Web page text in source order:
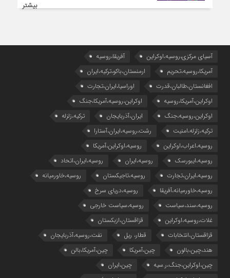
بیشتر
آسیای مرکزی،روسیه،اوکراین
آفریقا،روسیه
آمریکا،روسیه،تحریم
ارمنستان،باکو،ترکیه،ایران
افغانستان،طالبان،قدرت
اوراسیا،ایران،تجارت
اوکراین،آمریکا،روسیه
اوکراین،روسیه،آمریکا،جنگ
اوکراین،روسیه،جنگ
ایران،آذربایجان
ترکیه،زلزله
ترکیه،زلزله،امنیت
رشت،روسیه،ایران،آستارا
روسیه،اعراب،اوکراین
روسیه،اوکراین،آمریکا
روسیه،ایبورسک
روسیه،ایران
روسیه،ایران،اتحاد
روسیه،ایران،تجارت
روسیه،تاجیکستان
روسیه،خاورمیانه
روسیه،خاورمیانه،آفریقا
روسیه،دریای سرخ
روسیه،سند،سیاست
روسیه،سیاست خارجی
غلات،روسیه،اوکراین
قزاقستان،ازبکستان
قزاقستان،انتخابات
قطار، ریل
نفت،روسیه،آذربایجان
هند،چین،بالون
چین،آمریکا
چین،آمریکا،بالن
چین،اوکراین،جنگ،ر.سیه
چین،ایران